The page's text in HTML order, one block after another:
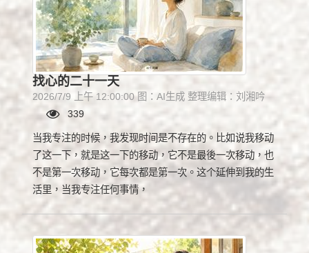
找心的二十一天
2026/7/9 上午 12:00:00 图：AI生成 整理编辑：刘湘吟
339
当我专注的时候，我发现时间是不存在的。比如说我移动
了这一下，就是这一下的移动，它不是最後一次移动，也
不是第一次移动，它每次都是第一次。这个延伸到我的生
活里，当我专注任何事情，